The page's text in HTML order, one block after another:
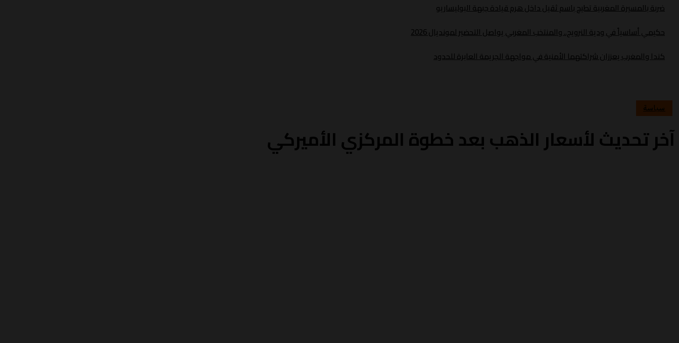
ضربة بالمسيرة المغربية تطيح باسم ثقيل داخل هرم قيادة جبهة البوليساريو
حكيمي أساسياً في ودية النرويج.. والمنتخب المغربي يواصل التحضير لمونديال 2026
كندا والمغرب يعززان شراكتهما الأمنية في مواجهة الجريمة العابرة للحدود
سياسة
آخر تحديث لأسعار الذهب بعد خطوة المركزي الأميركي